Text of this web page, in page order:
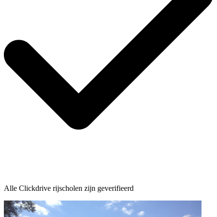
Alle Clickdrive rijscholen zijn geverifieerd